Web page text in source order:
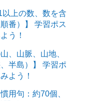
上の数、数を含
番）】 学習ポス
う！
、山脈、山地、
半島）】 学習ポ
よう！
用句：約70個、